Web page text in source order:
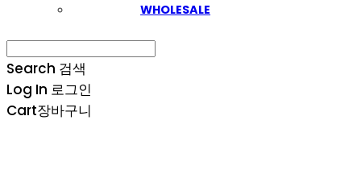
WHOLESALE
Search 검색
Log In 로그인
Cart장바구니